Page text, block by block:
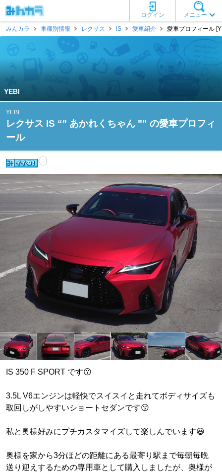
メニュー
ログイン
みんカラ
車種別情報 レクサス IS 愛車紹介 愛車プロフィール
YEBI
YEBI
レクサス IS “" あかれくちゃん "” の愛車プロフィ
ール
IS 350 F SPORT です😗
3.5L V6エンジンは軽快でスイスイと走れてボディサイズも
取回しがしやすいショートセダンです😗
私と奥様好みにプチカスタマイズして楽しんでいます😃
奥様を家から3分ほどの距離にある最寄り駅まで毎朝毎晩
送り迎えするための専用車として購入しましたが、奥様が